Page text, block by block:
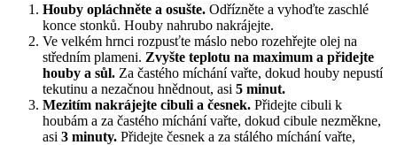
Houby opláchněte a osušte. Odřízněte a vyhoďte zaschlé
konce stonků. Houby nahrubo nakrájejte.
Ve velkém hrnci rozpusťte máslo nebo rozehřejte olej na
středním plameni. Zvyšte teplotu na maximum a přidejte
houby a sůl. Za častého míchání vařte, dokud houby nepustí
tekutinu a nezačnou hnědnout, asi 5 minut.
Mezitím nakrájejte cibuli a česnek. Přidejte cibuli k
houbám a za častého míchání vařte, dokud cibule nezměkne,
asi 3 minuty. Přidejte česnek a za stálého míchání vařte,